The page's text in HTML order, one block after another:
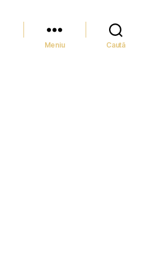
Meniu Caută